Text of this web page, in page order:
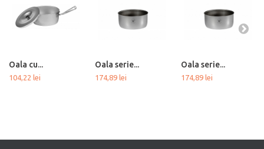
Oala cu...
104,22 lei
Oala serie...
174,89 lei
Oala serie...
174,89 lei